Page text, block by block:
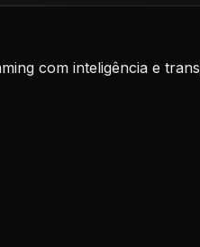
com inteligência e